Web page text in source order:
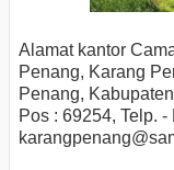
Alamat kantor
Penang, Karang
Penang,
Pos : 69254, Telp.
karangpenang